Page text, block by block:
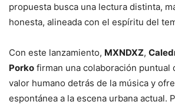
propuesta busca una lectura distinta,
honesta, alineada con el espíritu del
Con este lanzamiento, MXNDXZ,
Porko firman una colaboración puntual
valor humano detrás de la música y
espontánea a la escena urbana actual.